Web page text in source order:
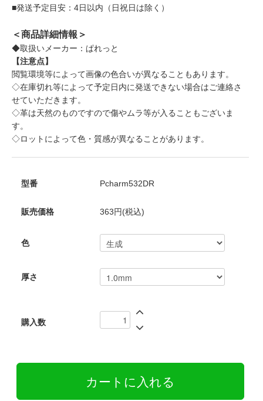
■発送予定目安：4日以内（日祝日は除く）
＜商品詳細情報＞
◆取扱いメーカー：ぱれっと
【注意点】
閲覧環境等によって画像の色合いが異なることもあります。
◇在庫切れ等によって予定日内に発送できない場合はご連絡さ
せていただきます。
◇革は天然のものですので傷やムラ等が入ることもございま
す。
◇ロットによって色・質感が異なることがあります。
型番 Pcharm532DR
販売価格 363円(税込)
色
厚さ
購入数